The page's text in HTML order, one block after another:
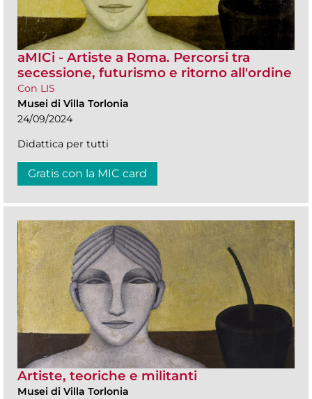
aMICi - Artiste a Roma. Percorsi tra
secessione, futurismo e ritorno all'ordine
Con LIS
Musei di Villa Torlonia
24/09/2024
Didattica per tutti
Gratis con la MIC card
Artiste, teoriche e militanti
Musei di Villa Torlonia